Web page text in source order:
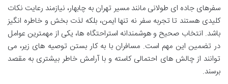
سفرهای جاده ای طولانی مانند مسیر تهران به چابهار، نیازمند رعایت نکات
کلیدی هستند تا تجربه سفر نه تنها ایمن، بلکه لذت بخش و خاطره انگیز
باشد. انتخاب صحیح و هوشمندانه استراحتگاه ها، یکی از مهمترین عوامل
در تضمین این مهم است. مسافران با به کار بستن توصیه های زیر، می
توانند از چالش های احتمالی کاسته و با آرامش خاطر بیشتری به مقصد
برسند.